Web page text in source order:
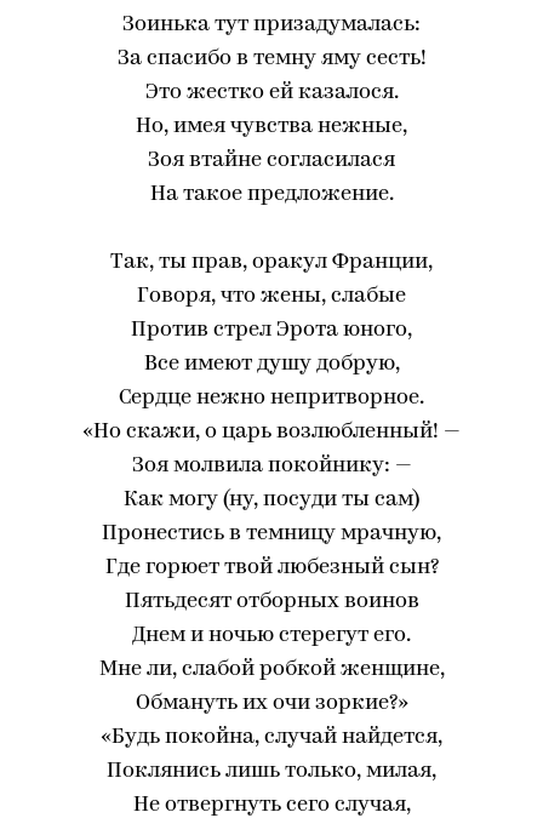
Зоинька тут призадумалась:
За спасибо в темну яму сесть!
Это жестко ей казалося.
Но, имея чувства нежные,
Зоя втайне согласилася
На такое предложение.
Так, ты прав, оракул Франции,
Говоря, что жены, слабые
Против стрел Эрота юного,
Все имеют душу добрую,
Сердце нежно непритворное.
«Но скажи, о царь возлюбленный! —
Зоя молвила покойнику: —
Как могу (ну, посуди ты сам)
Пронестись в темницу мрачную,
Где горюет твой любезный сын?
Пятьдесят отборных воинов
Днем и ночью стерегут его.
Мне ли, слабой робкой женщине,
Обмануть их очи зоркие?»
«Будь покойна, случай найдется,
Поклянись лишь только, милая,
Не отвергнуть сего случая,